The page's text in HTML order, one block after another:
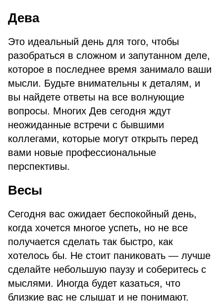
Дева
Это идеальный день для того, чтобы
разобраться в сложном и запутанном деле,
которое в последнее время занимало ваши
мысли. Будьте внимательны к деталям, и
вы найдете ответы на все волнующие
вопросы. Многих Дев сегодня ждут
неожиданные встречи с бывшими
коллегами, которые могут открыть перед
вами новые профессиональные
перспективы.
Весы
Сегодня вас ожидает беспокойный день,
когда хочется многое успеть, но не все
получается сделать так быстро, как
хотелось бы. Не стоит паниковать — лучше
сделайте небольшую паузу и соберитесь с
мыслями. Иногда будет казаться, что
близкие вас не слышат и не понимают.